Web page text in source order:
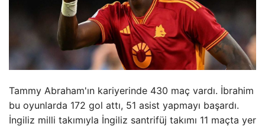
Tammy Abraham'ın kariyerinde 430 maç vardı. İbrahim
bu oyunlarda 172 gol attı, 51 asist yapmayı başardı.
İngiliz milli takımıyla İngiliz santrifüj takımı 11 maçta yer